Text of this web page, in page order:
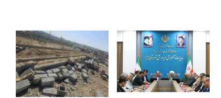
16 Ordibehesht 1405 - 22:07
15 Ordibehesht 1405 - 21:54